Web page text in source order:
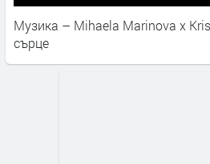
Музика – Mihaela Marinova x
сърце